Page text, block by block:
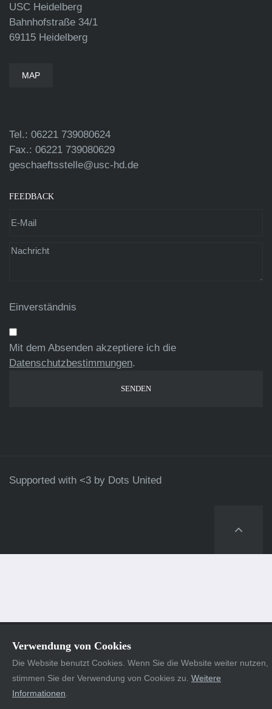
USC Heidelberg
Bahnhofstraße 34/1
69115 Heidelberg
MAP
Tel.: 06221 739080624
Fax.: 06221 739080629
geschaeftsstelle@usc-hd.de
FEEDBACK
Einverständnis
Mit dem Absenden akzeptiere ich die
Datenschutzbestimmungen.
Supported with <3 by Dots United
Verwendung von Cookies
Die Website benutzt Cookies. Wenn Sie die Website weiter nutzen,
stimmen Sie der Verwendung von Cookies zu. Weitere
Informationen